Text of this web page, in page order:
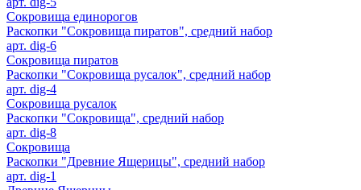
Сокровища единорогов
Раскопки "Сокровища пиратов", средний набор
арт. dig-6
Сокровища пиратов
Раскопки "Сокровища русалок", средний набор
арт. dig-4
Сокровища русалок
Раскопки "Сокровища", средний набор
арт. dig-8
Сокровища
Раскопки "Древние Ящерицы", средний набор
арт. dig-1